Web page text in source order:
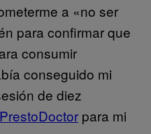
a «no ser
para confirmar que
consumir
conseguido mi
de diez
PrestoDoctor para mi